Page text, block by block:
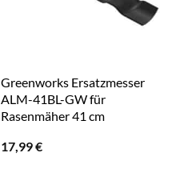
Greenworks Ersatzmesser
ALM-41BL-GW für
Rasenmäher 41 cm
17,99€